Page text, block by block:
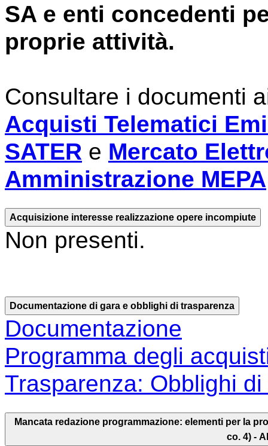
SA e enti concedenti
proprie attività.
Consultare i documenti
Acquisti Telematici
SATER e Mercato
Amministrazione MEPA
Acquisizione interesse realizzazione opere incompiute
Non presenti.
Documentazione di gara e obblighi di trasparenza
Documentazione
Programma degli
Trasparenza: Obblighi
Mancata redazione programmazione: elementi per la
co. 4) -